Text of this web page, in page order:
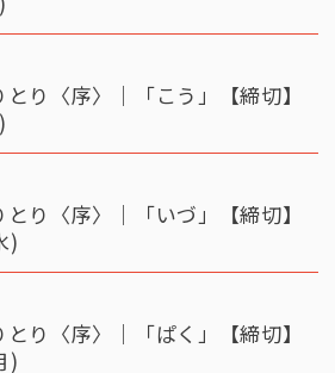
り〈序〉｜「こう」【締切】
り〈序〉｜「いづ」【締切】
)
り〈序〉｜「ぱく」【締切】
)